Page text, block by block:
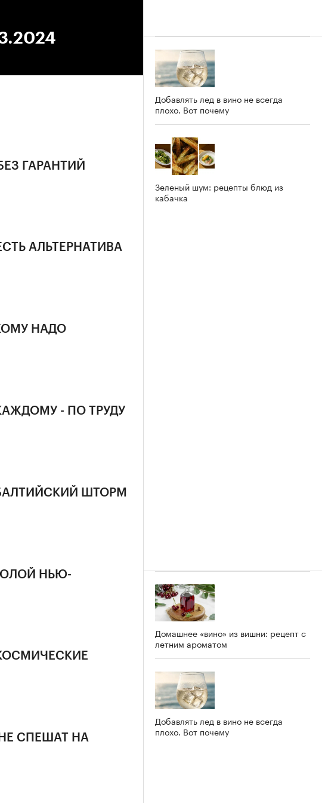
ГАРАНТИЙ
АЛЬТЕРНАТИВА
НАДО
- ПО ТРУДУ
БАЛТИЙСКИЙ ШТОРМ
НЬЮ-
КОСМИЧЕСКИЕ
НЕ СПЕШАТ НА
Добавлять лед в вино не всегда
плохо. Вот почему
Зеленый шум: рецепты блюд из
кабачка
Домашнее «вино» из вишни: рецепт с
летним ароматом
Добавлять лед в вино не всегда
плохо. Вот почему